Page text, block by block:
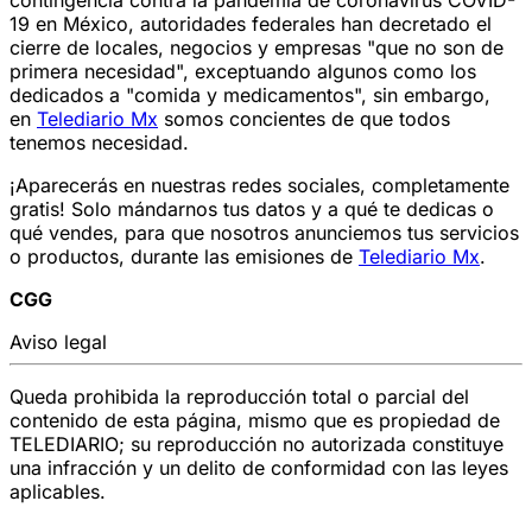
19 en México, autoridades federales han decretado el
cierre de locales, negocios y empresas "que no son de
primera necesidad", exceptuando algunos como los
dedicados a "comida y medicamentos", sin embargo,
en Telediario Mx somos concientes de que todos
tenemos necesidad.
¡Aparecerás en nuestras redes sociales, completamente
gratis! Solo mándarnos tus datos y a qué te dedicas o
qué vendes, para que nosotros anunciemos tus servicios
o productos, durante las emisiones de Telediario Mx.
CGG
Aviso legal
Queda prohibida la reproducción total o parcial del
contenido de esta página, mismo que es propiedad de
TELEDIARIO; su reproducción no autorizada constituye
una infracción y un delito de conformidad con las leyes
aplicables.